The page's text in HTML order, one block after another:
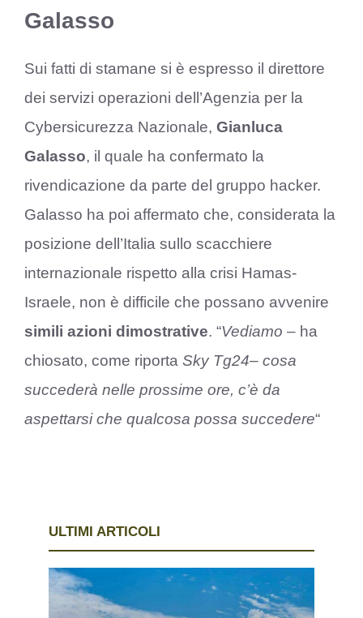
Galasso
Sui fatti di stamane si è espresso il direttore
dei servizi operazioni dell’Agenzia per la
Cybersicurezza Nazionale, Gianluca
Galasso, il quale ha confermato la
rivendicazione da parte del gruppo hacker.
Galasso ha poi affermato che, considerata la
posizione dell’Italia sullo scacchiere
internazionale rispetto alla crisi Hamas-
Israele, non è difficile che possano avvenire
simili azioni dimostrative. “Vediamo – ha
chiosato, come riporta Sky Tg24– cosa
succederà nelle prossime ore, c’è da
aspettarsi che qualcosa possa succedere“
ULTIMI ARTICOLI